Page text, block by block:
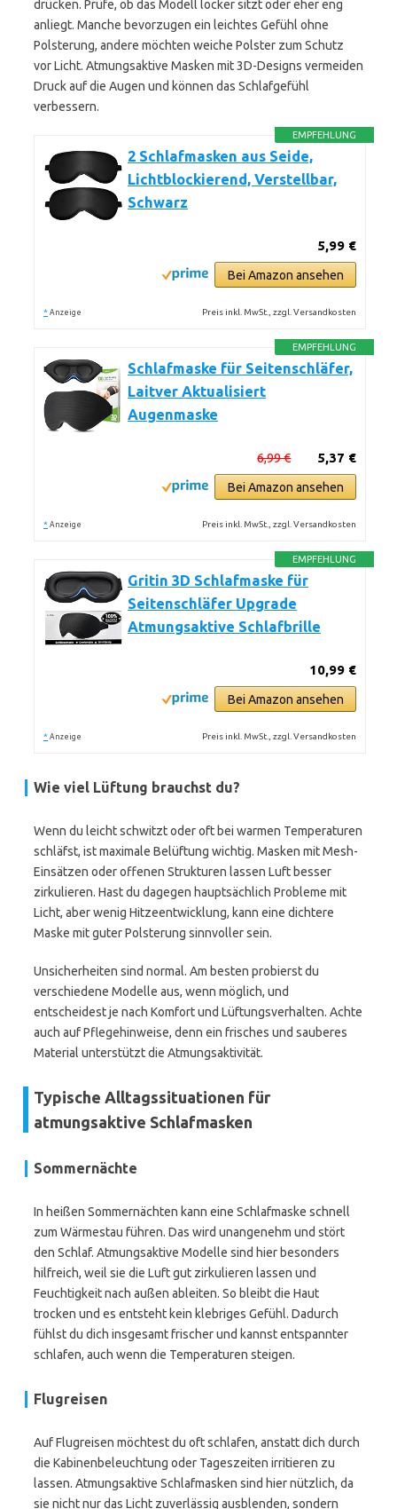
drücken. Prüfe, ob das Modell locker sitzt oder eher eng
anliegt. Manche bevorzugen ein leichtes Gefühl ohne
Polsterung, andere möchten weiche Polster zum Schutz
vor Licht. Atmungsaktive Masken mit 3D-Designs vermeiden
Druck auf die Augen und können das Schlafgefühl
verbessern.
EMPFEHLUNG
2 Schlafmasken aus Seide,
Lichtblockierend, Verstellbar,
Schwarz
5,99 €
Bei Amazon ansehen
* Anzeige Preis inkl. MwSt., zzgl. Versandkosten
EMPFEHLUNG
Schlafmaske für Seitenschläfer,
Laitver Aktualisiert
Augenmaske
5,37 €
6,99 €
Bei Amazon ansehen
* Anzeige Preis inkl. MwSt., zzgl. Versandkosten
EMPFEHLUNG
Gritin 3D Schlafmaske für
Seitenschläfer Upgrade
Atmungsaktive Schlafbrille
10,99 €
Bei Amazon ansehen
* Anzeige Preis inkl. MwSt., zzgl. Versandkosten
Wie viel Lüftung brauchst du?
Wenn du leicht schwitzt oder oft bei warmen Temperaturen
schläfst, ist maximale Belüftung wichtig. Masken mit Mesh-
Einsätzen oder offenen Strukturen lassen Luft besser
zirkulieren. Hast du dagegen hauptsächlich Probleme mit
Licht, aber wenig Hitzeentwicklung, kann eine dichtere
Maske mit guter Polsterung sinnvoller sein.
Unsicherheiten sind normal. Am besten probierst du
verschiedene Modelle aus, wenn möglich, und
entscheidest je nach Komfort und Lüftungsverhalten. Achte
auch auf Pflegehinweise, denn ein frisches und sauberes
Material unterstützt die Atmungsaktivität.
Typische Alltagssituationen für
atmungsaktive Schlafmasken
Sommernächte
In heißen Sommernächten kann eine Schlafmaske schnell
zum Wärmestau führen. Das wird unangenehm und stört
den Schlaf. Atmungsaktive Modelle sind hier besonders
hilfreich, weil sie die Luft gut zirkulieren lassen und
Feuchtigkeit nach außen ableiten. So bleibt die Haut
trocken und es entsteht kein klebriges Gefühl. Dadurch
fühlst du dich insgesamt frischer und kannst entspannter
schlafen, auch wenn die Temperaturen steigen.
Flugreisen
Auf Flugreisen möchtest du oft schlafen, anstatt dich durch
die Kabinenbeleuchtung oder Tageszeiten irritieren zu
lassen. Atmungsaktive Schlafmasken sind hier nützlich, da
sie nicht nur das Licht zuverlässig ausblenden, sondern